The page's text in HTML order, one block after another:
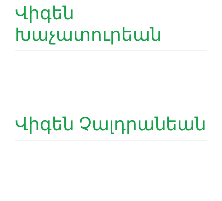
Վիգեն
Խաչատուրեան
Վիգեն Չալդրանեան